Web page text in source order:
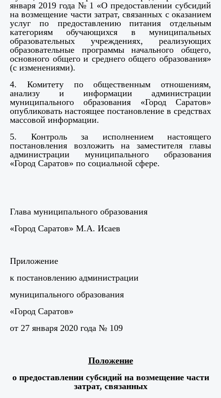
января 2019 года № 1 «О предоставлении субсидий
на возмещение части затрат, связанных с оказанием
услуг по предоставлению питания отдельным
категориям обучающихся в муниципальных
образовательных учреждениях, реализующих
образовательные программы начального общего,
основного общего и среднего общего образования»
(с изменениями).
4. Комитету по общественным отношениям,
анализу и информации администрации
муниципального образования «Город Саратов»
опубликовать настоящее постановление в средствах
массовой информации.
5. Контроль за исполнением настоящего
постановления возложить на заместителя главы
администрации муниципального образования
«Город Саратов» по социальной сфере.
Глава муниципального образования
«Город Саратов» М.А. Исаев
Приложение
к постановлению администрации
муниципального образования
«Город Саратов»
от 27 января 2020 года № 109
Положение
о предоставлении субсидий на возмещение части
затрат, связанных